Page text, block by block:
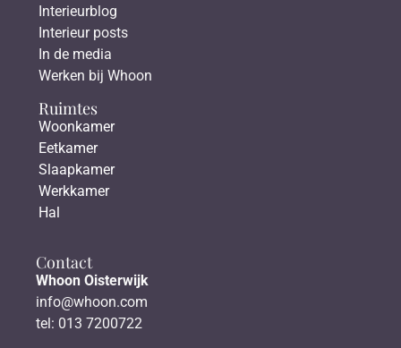
Interieurblog
Interieur posts
In de media
Werken bij Whoon
Ruimtes
Woonkamer
Eetkamer
Slaapkamer
Werkkamer
Hal
Contact
Whoon Oisterwijk
info@whoon.com
tel: 013 7200722